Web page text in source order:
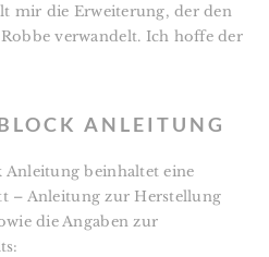
mir die Erweiterung, der den
verwandelt. Ich hoffe der
ANLEITUNG
Anleitung beinhaltet eine
– Anleitung zur Herstellung
die Angaben zur